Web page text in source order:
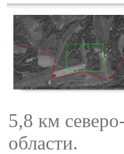
5,8 км
области.